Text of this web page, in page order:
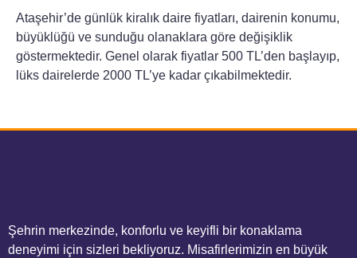
Ataşehir’de günlük kiralık daire fiyatları, dairenin konumu,
büyüklüğü ve sunduğu olanaklara göre değişiklik
göstermektedir. Genel olarak fiyatlar 500 TL’den başlayıp,
lüks dairelerde 2000 TL’ye kadar çıkabilmektedir.
Şehrin merkezinde, konforlu ve keyifli bir konaklama
deneyimi için sizleri bekliyoruz. Misafirlerimizin en büyük